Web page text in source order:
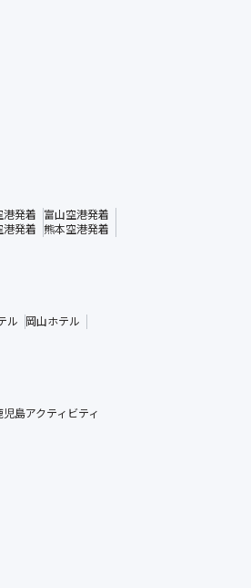
港発着
富山空港発着
港発着
熊本空港発着
ル
岡山ホテル
児島アクティビティ